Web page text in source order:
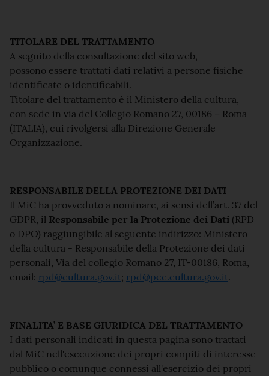
TITOLARE DEL TRATTAMENTO
A seguito della consultazione del sito web,
possono essere trattati dati relativi a persone fisiche
identificate o identificabili.
Titolare del trattamento è il Ministero della cultura,
con sede in via del Collegio Romano 27, 00186 – Roma
(ITALIA), cui rivolgersi alla Direzione Generale
Organizzazione.
RESPONSABILE DELLA PROTEZIONE DEI DATI
Il MiC ha provveduto a nominare, ai sensi dell’art. 37 del
GDPR, il Responsabile per la Protezione dei Dati (RPD
o DPO) raggiungibile al seguente indirizzo: Ministero
della cultura - Responsabile della Protezione dei dati
personali, Via del collegio Romano 27, IT-00186, Roma,
email: rpd@cultura.gov.it; rpd@pec.cultura.gov.it.
FINALITA’ E BASE GIURIDICA DEL TRATTAMENTO
I dati personali indicati in questa pagina sono trattati
dal MiC nell'esecuzione dei propri compiti di interesse
pubblico o comunque connessi all'esercizio dei propri